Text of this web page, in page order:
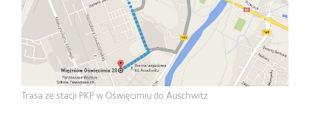
Trasa ze stacji PKP w Oświęcimiu do Auschwitz